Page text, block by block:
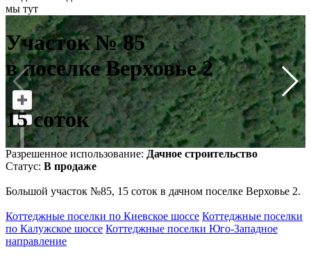
мы тут
Участок № 85
в поселке Верховье 2
15 соток
Разрешенное использование: Дачное строительство
Статус: В продаже
Большой участок №85, 15 соток в дачном поселке Верховье 2.
Коттеджные поселки по Киевское шоссе Коттеджные поселки
по Калужское шоссе Коттеджные поселки Юго-Западное
направление